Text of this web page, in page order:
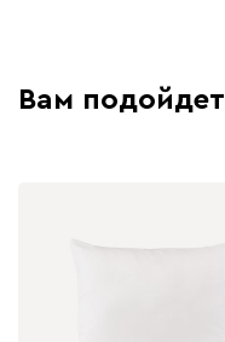
Вам подойдет